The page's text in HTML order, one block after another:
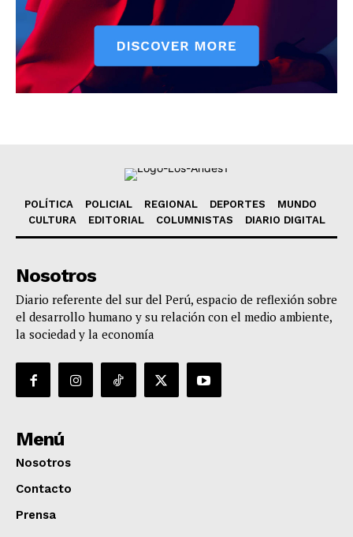
POLÍTICA POLICIAL REGIONAL DEPORTES
MUNDO
CULTURA
EDITORIAL COLUMNISTAS DIARIO DIGITAL
Nosotros
Diario referente del sur del Perú, espacio de reflexión sobre
el desarrollo humano y su relación con el medio ambiente,
la sociedad y la economía
Menú
Nosotros
Contacto
Prensa